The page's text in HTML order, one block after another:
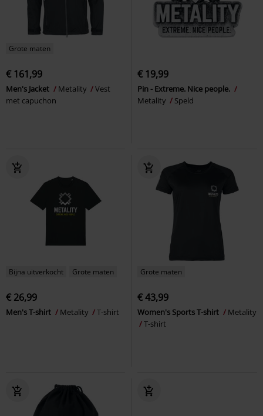
Grote maten
€ 161,99
Men's Jacket Metality
Vest
met capuchon
€ 19,99
Pin - Extreme. Nice people.
Metality
Speld
Bijna uitverkocht Grote maten
€ 26,99
Men's T-shirt Metality T-shirt
Grote maten
€ 43,99
Women's Sports T-shirt
Metality
T-shirt